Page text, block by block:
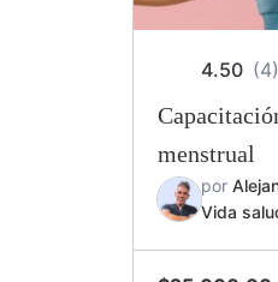
4.50 (4)
menstrual
por
Vida